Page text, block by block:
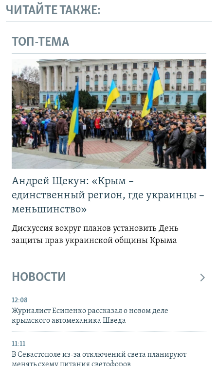
ЧИТАЙТЕ ТАКЖЕ:
ТОП-ТЕМА
Андрей Щекун: «Крым –
единственный регион, где украинцы –
меньшинство»
Дискуссия вокруг планов установить День
защиты прав украинской общины Крыма
НОВОСТИ
12:08
Журналист Есипенко рассказал о новом деле
крымского автомеханика Шведа
11:11
В Севастополе из-за отключений света планируют